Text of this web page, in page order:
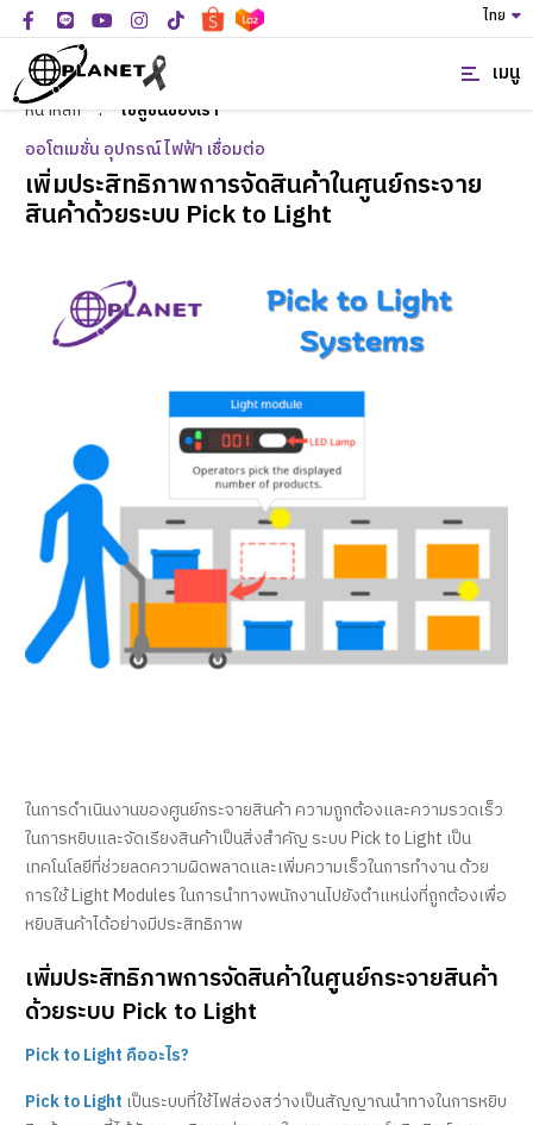
ไทย
เมนู
หน้าหลัก :
โซลูชั่นของเรา
ออโตเมชั่น อุปกรณ์ไฟฟ้า เชื่อมต่อ
เพิ่มประสิทธิภาพการจัดสินค้าในศูนย์กระจาย
สินค้าด้วยระบบ Pick to Light
ในการดำเนินงานของศูนย์กระจายสินค้า ความถูกต้องและความรวดเร็ว
ในการหยิบและจัดเรียงสินค้าเป็นสิ่งสำคัญ ระบบ Pick to Light เป็น
เทคโนโลยีที่ช่วยลดความผิดพลาดและเพิ่มความเร็วในการทำงาน ด้วย
การใช้ Light Modules ในการนำทางพนักงานไปยังตำแหน่งที่ถูกต้องเพื่อ
หยิบสินค้าได้อย่างมีประสิทธิภาพ
เพิ่มประสิทธิภาพการจัดสินค้าในศูนย์กระจายสินค้า
ด้วยระบบ Pick to Light
Pick to Light คืออะไร?
Pick to Light เป็นระบบที่ใช้ไฟส่องสว่างเป็นสัญญาณนำทางในการหยิบ